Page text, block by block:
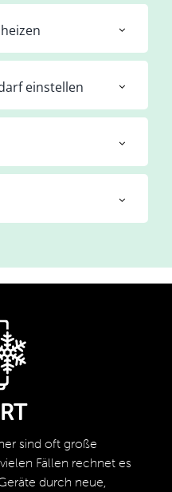
einstellen
sind oft große
Fällen rechnet es
durch neue,